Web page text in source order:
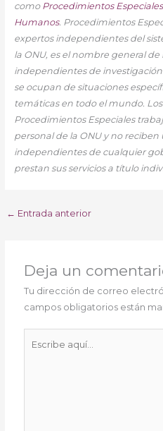
como Procedimientos Especiales
Humanos. Procedimientos
expertos independientes del
la ONU, es el nombre general
independientes de
se ocupan de situaciones
temáticas en todo el mundo.
Procedimientos Especiales
personal de la ONU y no reciben
independientes de cualquier
prestan sus servicios a título
← Entrada anterior
Deja un
Tu dirección de correo
campos obligatorios están